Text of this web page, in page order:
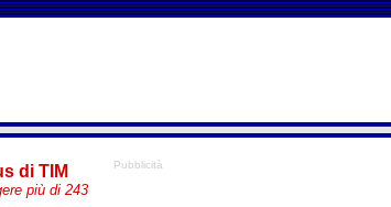
di TIM
più di 243
Pubblicità